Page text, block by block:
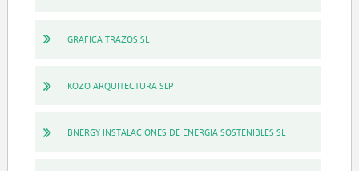
GRAFICA TRAZOS SL
KOZO ARQUITECTURA SLP
BNERGY INSTALACIONES DE ENERGIA SOSTENIBLES SL